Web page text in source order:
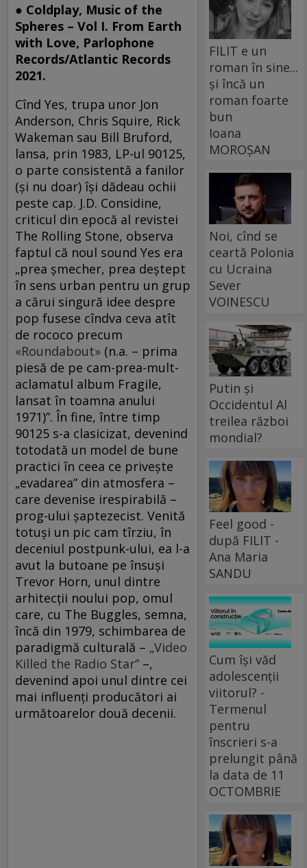
● Coldplay, Music of the
Spheres – Vol I. From Earth
with Love, Parlophone
Records/Atlantic Records
2021.
Cînd Yes, trupa unor Jon
Anderson, Chris Squire, Rick
Wakeman sau Bill Bruford,
lansa, prin 1983, LP-ul 90125,
o parte consistentă a fanilor
(și nu doar) își dădeau ochii
peste cap. J.D. Considine,
criticul din epocă al revistei
The Rolling Stone, observa
faptul că noul sound Yes era
„prea șmecher, prea deștept
în sens urban pentru un grup
a cărui singură idee despre
pop fusese cîndva ceva atît
de rococo precum
«Roundabout» (n.a. – prima
piesă de pe cam-prea-mult-
aclamatul album Fragile,
lansat în toamna anului
1971)”. În fine, între timp
90125 s-a clasicizat, devenind
totodată un model de bune
practici în ceea ce privește
„evadarea” din atmosfera –
care devenise irespirabilă –
prog-ului șaptezecist. Venită
totuși un pic cam tîrziu, în
deceniul postpunk-ului, ea l-a
avut la butoane pe însuși
Trevor Horn, unul dintre
arhitecții noului pop, omul
care, cu The Buggles, semna,
încă din 1979, schimbarea de
paradigmă culturală – „Video
Killed the Radio Star” –,
devenind apoi unul dintre cei
mai influenți producători ai
următoarelor două decenii.
FILIT e un
roman în sine...
și încă un
roman foarte
bun
Ioana
MOROȘAN
Noi, cînd se
ceartă Polonia
cu Ucraina
Sever
VOINESCU
Putin și
Occidentul Al
treilea război
mondial?
Feel good -
după FILIT -
Ana Maria
SANDU
Cum își văd
adolescenții
viitorul? -
Termenul
pentru
înscrieri s-a
prelungit până
la data de 11
OCTOMBRIE